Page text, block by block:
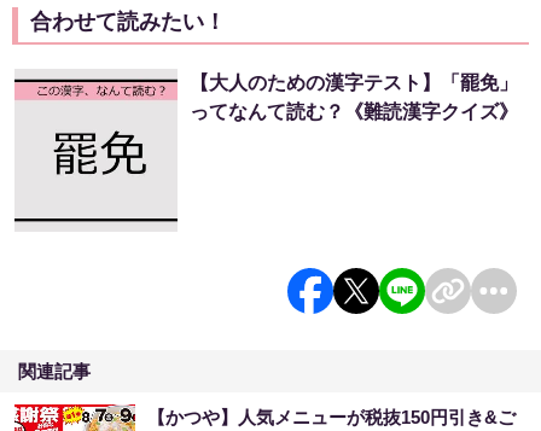
合わせて読みたい！
【大人のための漢字テスト】「罷免」
ってなんて読む？《難読漢字クイズ》
関連記事
【かつや】人気メニューが税抜150円引き&ご